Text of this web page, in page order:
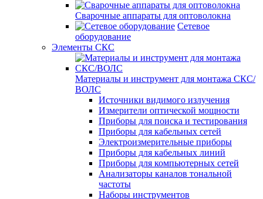
Сварочные аппараты для оптоволокна
Сетевое
оборудование
Элементы СКС
Материалы и инструмент для монтажа СКС/
ВОЛС
Источники видимого излучения
Измерители оптической мощности
Приборы для поиска и тестирования
Приборы для кабельных сетей
Электроизмерительные приборы
Приборы для кабельных линий
Приборы для компьютерных сетей
Анализаторы каналов тональной
частоты
Наборы инструментов